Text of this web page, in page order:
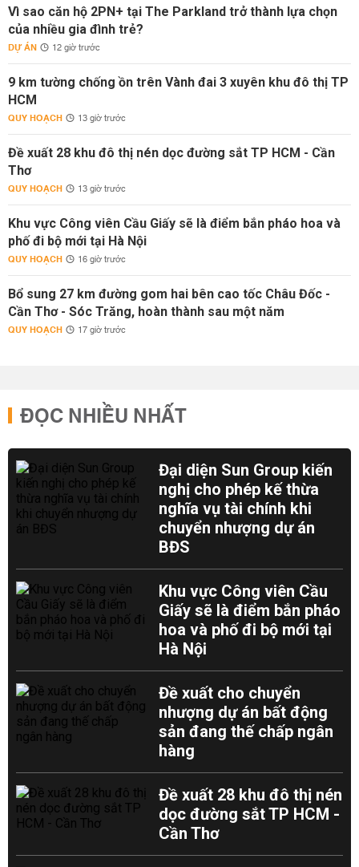
Vì sao căn hộ 2PN+ tại The Parkland trở thành lựa chọn
của nhiều gia đình trẻ?
DỰ ÁN 12 giờ trước
9 km tường chống ồn trên Vành đai 3 xuyên khu đô thị TP
HCM
QUY HOẠCH 13 giờ trước
Đề xuất 28 khu đô thị nén dọc đường sắt TP HCM - Cần
Thơ
QUY HOẠCH 13 giờ trước
Khu vực Công viên Cầu Giấy sẽ là điểm bắn pháo hoa và
phố đi bộ mới tại Hà Nội
QUY HOẠCH 16 giờ trước
Bổ sung 27 km đường gom hai bên cao tốc Châu Đốc -
Cần Thơ - Sóc Trăng, hoàn thành sau một năm
QUY HOẠCH 17 giờ trước
ĐỌC NHIỀU NHẤT
Đại diện Sun Group kiến
nghị cho phép kế thừa
nghĩa vụ tài chính khi
chuyển nhượng dự án
BĐS
Khu vực Công viên Cầu
Giấy sẽ là điểm bắn pháo
hoa và phố đi bộ mới tại
Hà Nội
Đề xuất cho chuyển
nhượng dự án bất động
sản đang thế chấp ngân
hàng
Đề xuất 28 khu đô thị nén
dọc đường sắt TP HCM -
Cần Thơ